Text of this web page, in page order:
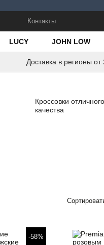
Контакты
LUCY JOHN LOW
Доставка в регионы от
Кроссовки отличного
качества
-58%